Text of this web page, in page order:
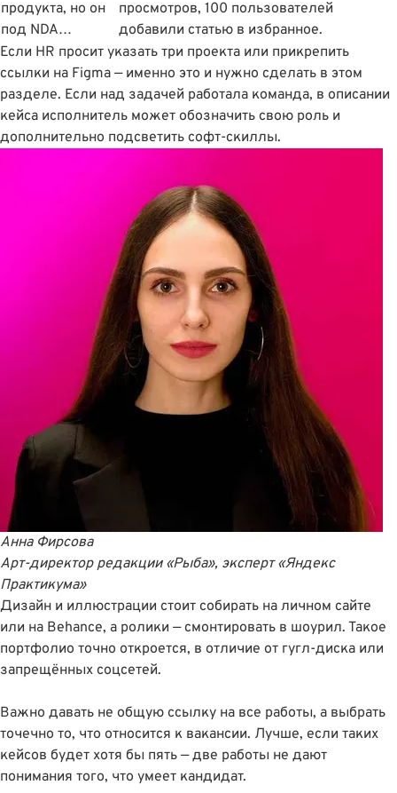
продукта, но он
под NDA…
просмотров, 100 пользователей
добавили статью в избранное.
Если HR просит указать три проекта или прикрепить
ссылки на Figma — именно это и нужно сделать в этом
разделе. Если над задачей работала команда, в описании
кейса исполнитель может обозначить свою роль и
дополнительно подсветить софт-скиллы.
Анна Фирсова
Арт-директорредакции «Рыба», эксперт «Яндекс
Практикума»
Дизайн и иллюстрации стоит собирать на личном сайте
или на Behancе, а ролики — смонтировать в шоурил. Такое
портфолио точно откроется, в отличие от гугл-диска или
запрещённых соцсетей.
Важно давать не общую ссылку на все работы, а выбрать
точечно то, что относится к вакансии. Лучше, если таких
кейсов будет хотя бы пять — две работы не дают
понимания того, что умеет кандидат.